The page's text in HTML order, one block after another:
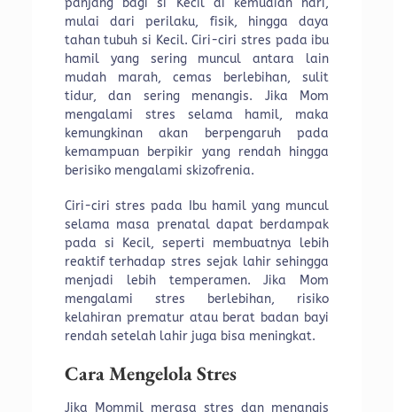
panjang bagi si Kecil di kemudian hari,
mulai dari perilaku, fisik, hingga daya
tahan tubuh si Kecil. Ciri-ciri stres pada ibu
hamil yang sering muncul antara lain
mudah marah, cemas berlebihan, sulit
tidur, dan sering menangis. Jika Mom
mengalami stres selama hamil, maka
kemungkinan akan berpengaruh pada
kemampuan berpikir yang rendah hingga
berisiko mengalami skizofrenia.
Ciri-ciri stres pada Ibu hamil yang muncul
selama masa prenatal dapat berdampak
pada si Kecil, seperti membuatnya lebih
reaktif terhadap stres sejak lahir sehingga
menjadi lebih temperamen. Jika Mom
mengalami stres berlebihan, risiko
kelahiran prematur atau berat badan bayi
rendah setelah lahir juga bisa meningkat.
Cara Mengelola Stres
Jika Mommil merasa stres dan menangis